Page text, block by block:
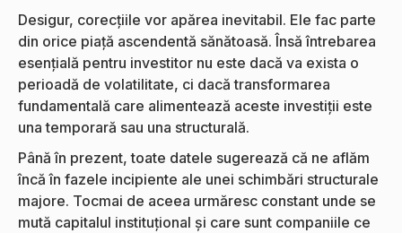
Desigur, corecțiile vor apărea inevitabil. Ele fac parte
din orice piață ascendentă sănătoasă. Însă întrebarea
esențială pentru investitor nu este dacă va exista o
perioadă de volatilitate, ci dacă transformarea
fundamentală care alimentează aceste investiții este
una temporară sau una structurală.
Până în prezent, toate datele sugerează că ne aflăm
încă în fazele incipiente ale unei schimbări structurale
majore. Tocmai de aceea urmăresc constant unde se
mută capitalul instituțional și care sunt companiile ce